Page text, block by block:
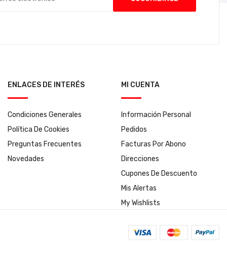
ENLACES DE INTERÉS
Condiciones Generales
Política De Cookies
Preguntas Frecuentes
Novedades
MI CUENTA
Información Personal
Pedidos
Facturas Por Abono
Direcciones
Cupones De Descuento
Mis Alertas
My Wishlists